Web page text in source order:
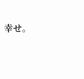
幸せ。